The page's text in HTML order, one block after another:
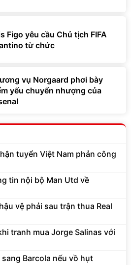
Figo yêu cầu Chủ tịch FIFA
từ chức
vụ Norgaard phơi bày
yếu chuyển nhượng của
tuyển Việt Nam phản công
tin nội bộ Man Utd về
vệ phải sau trận thua Real
tranh mua Jorge Salinas với
Barcola nếu vồ hụt